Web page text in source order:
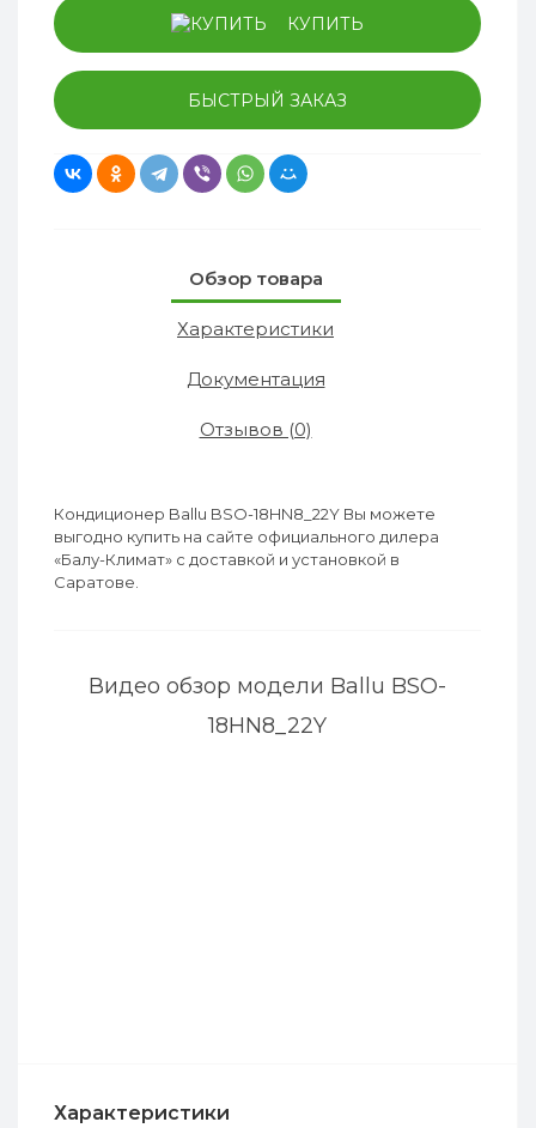
КУПИТЬ
БЫСТРЫЙ ЗАКАЗ
Обзор товара
Характеристики
Документация
Отзывов (0)
Кондиционер Ballu BSO-18HN8_22Y Вы можете
выгодно купить на сайте официального дилера
«Балу-Климат» с доставкой и установкой в
Саратове.
Видео обзор модели Ballu BSO-
18HN8_22Y
Характеристики